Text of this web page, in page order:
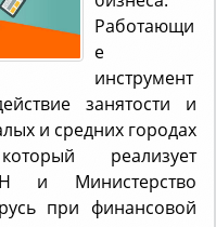
Работающи
е
инструмент
занятости и
и средних городах
реализует
и Министерство
при финансовой